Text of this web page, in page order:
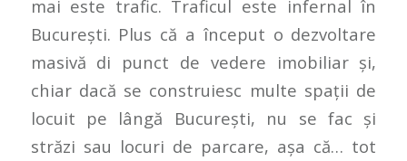
mai este trafic. Traficul este infernal în
București. Plus că a început o dezvoltare
masivă di punct de vedere imobiliar și,
chiar dacă se construiesc multe spații de
locuit pe lângă București, nu se fac și
străzi sau locuri de parcare, așa că… tot